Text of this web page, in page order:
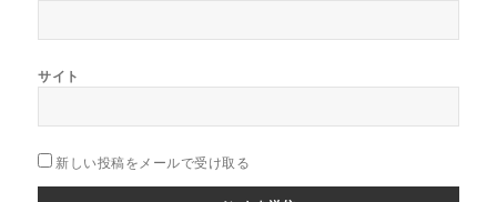
サイト
新しい投稿をメールで受け取る